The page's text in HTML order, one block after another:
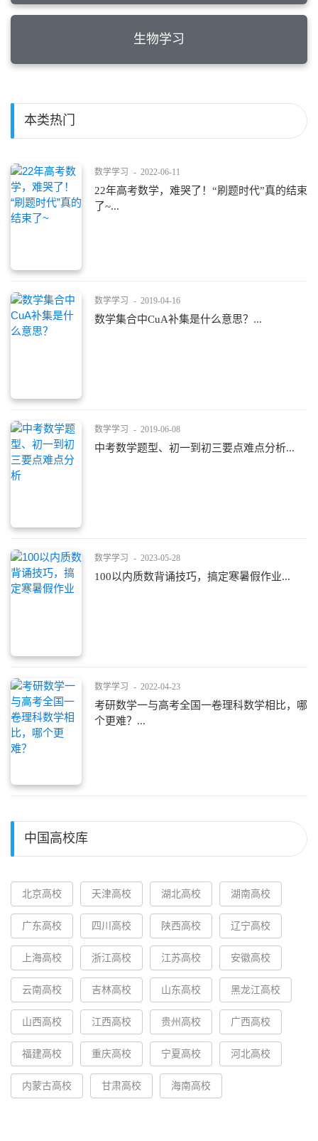
生物学习
本类热门
数学学习 - 2022-06-11
22年高考数学，难哭了！“刷题时代”真的结束
了~...
数学学习 - 2019-04-16
数学集合中CuA补集是什么意思？...
数学学习 - 2019-06-08
中考数学题型、初一到初三要点难点分析...
数学学习 - 2023-05-28
100以内质数背诵技巧，搞定寒暑假作业...
数学学习 - 2022-04-23
考研数学一与高考全国一卷理科数学相比，哪
个更难？...
中国高校库
北京高校 天津高校 湖北高校 湖南高校
广东高校 四川高校 陕西高校 辽宁高校
上海高校 浙江高校 江苏高校 安徽高校
云南高校 吉林高校 山东高校 黑龙江高校
山西高校 江西高校 贵州高校 广西高校
福建高校 重庆高校 宁夏高校 河北高校
内蒙古高校 甘肃高校 海南高校